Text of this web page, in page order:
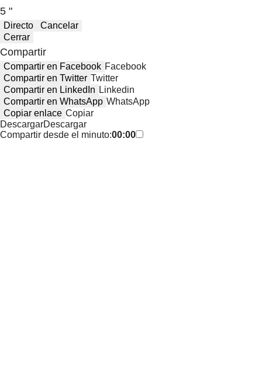
5 "
Directo
Cancelar
Cerrar
Compartir
Compartir en Facebook Facebook
Compartir en Twitter Twitter
Compartir en LinkedIn Linkedin
Compartir en WhatsApp WhatsApp
Copiar enlace Copiar
DescargarDescargar
Compartir desde el minuto:00:00